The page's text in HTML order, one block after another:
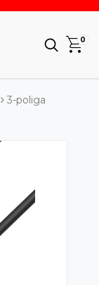
0
3-poliga